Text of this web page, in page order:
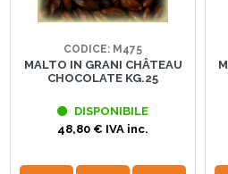
CODICE: M475
MALTO IN GRANI CHÂTEAU
CHOCOLATE KG.25
DISPONIBILE
48,80 € IVA inc.